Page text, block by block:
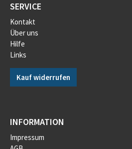
SERVICE
Kontakt
Über uns
Hilfe
Links
Kauf widerrufen
INFORMATION
Impressum